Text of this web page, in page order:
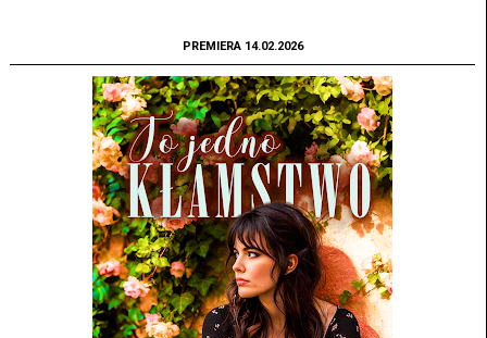
PREMIERA 14.02.2026